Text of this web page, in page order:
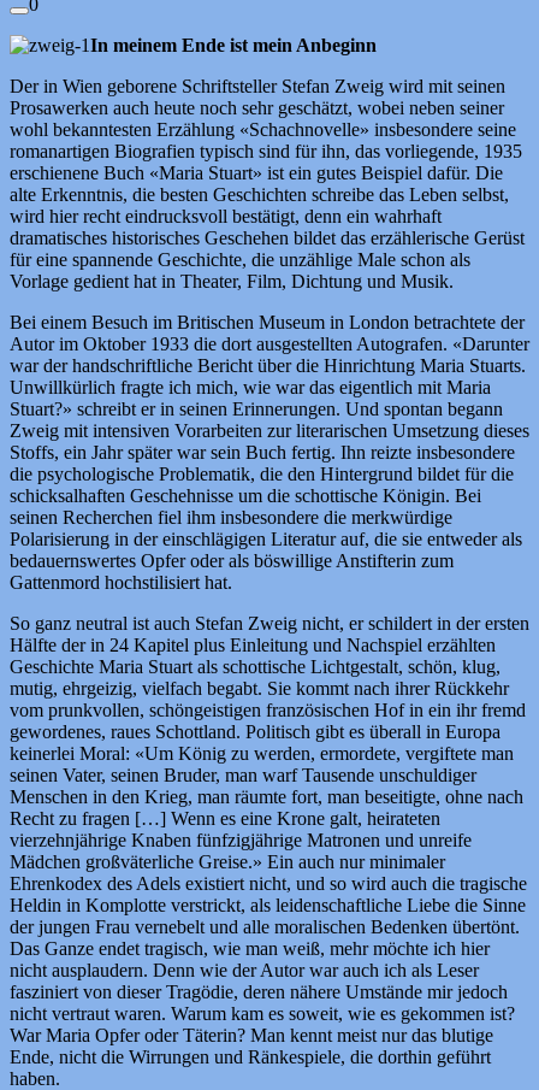
In meinem Ende ist mein Anbeginn
Der in Wien geborene Schriftsteller Stefan Zweig wird mit seinen
Prosawerken auch heute noch sehr geschätzt, wobei neben seiner
wohl bekanntesten Erzählung «Schachnovelle» insbesondere seine
romanartigen Biografien typisch sind für ihn, das vorliegende, 1935
erschienene Buch «Maria Stuart» ist ein gutes Beispiel dafür. Die
alte Erkenntnis, die besten Geschichten schreibe das Leben selbst,
wird hier recht eindrucksvoll bestätigt, denn ein wahrhaft
dramatisches historisches Geschehen bildet das erzählerische Gerüst
für eine spannende Geschichte, die unzählige Male schon als
Vorlage gedient hat in Theater, Film, Dichtung und Musik.
Bei einem Besuch im Britischen Museum in London betrachtete der
Autor im Oktober 1933 die dort ausgestellten Autografen. «Darunter
war der handschriftliche Bericht über die Hinrichtung Maria Stuarts.
Unwillkürlich fragte ich mich, wie war das eigentlich mit Maria
Stuart?» schreibt er in seinen Erinnerungen. Und spontan begann
Zweig mit intensiven Vorarbeiten zur literarischen Umsetzung dieses
Stoffs, ein Jahr später war sein Buch fertig. Ihn reizte insbesondere
die psychologische Problematik, die den Hintergrund bildet für die
schicksalhaften Geschehnisse um die schottische Königin. Bei
seinen Recherchen fiel ihm insbesondere die merkwürdige
Polarisierung in der einschlägigen Literatur auf, die sie entweder als
bedauernswertes Opfer oder als böswillige Anstifterin zum
Gattenmord hochstilisiert hat.
So ganz neutral ist auch Stefan Zweig nicht, er schildert in der ersten
Hälfte der in 24 Kapitel plus Einleitung und Nachspiel erzählten
Geschichte Maria Stuart als schottische Lichtgestalt, schön, klug,
mutig, ehrgeizig, vielfach begabt. Sie kommt nach ihrer Rückkehr
vom prunkvollen, schöngeistigen französischen Hof in ein ihr fremd
gewordenes, raues Schottland. Politisch gibt es überall in Europa
keinerlei Moral: «Um König zu werden, ermordete, vergiftete man
seinen Vater, seinen Bruder, man warf Tausende unschuldiger
Menschen in den Krieg, man räumte fort, man beseitigte, ohne nach
Recht zu fragen […] Wenn es eine Krone galt, heirateten
vierzehnjährige Knaben fünfzigjährige Matronen und unreife
Mädchen großväterliche Greise.» Ein auch nur minimaler
Ehrenkodex des Adels existiert nicht, und so wird auch die tragische
Heldin in Komplotte verstrickt, als leidenschaftliche Liebe die Sinne
der jungen Frau vernebelt und alle moralischen Bedenken übertönt.
Das Ganze endet tragisch, wie man weiß, mehr möchte ich hier
nicht ausplaudern. Denn wie der Autor war auch ich als Leser
fasziniert von dieser Tragödie, deren nähere Umstände mir jedoch
nicht vertraut waren. Warum kam es soweit, wie es gekommen ist?
War Maria Opfer oder Täterin? Man kennt meist nur das blutige
Ende, nicht die Wirrungen und Ränkespiele, die dorthin geführt
haben.